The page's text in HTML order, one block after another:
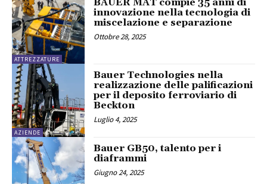
ATTREZZATURE
innovazione nella tecnologia di
miscelazione e separazione
Ottobre 28, 2025
AZIENDE
Bauer Technologies nella
realizzazione delle palificazioni
per il deposito ferroviario di
Beckton
Luglio 4, 2025
Bauer GB50, talento per i
diaframmi
Giugno 24, 2025